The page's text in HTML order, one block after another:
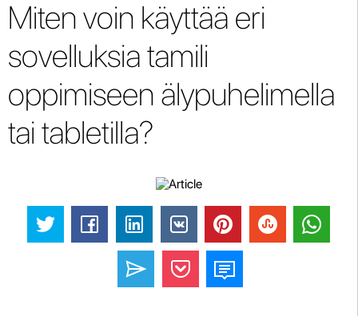
Miten voin käyttää eri
sovelluksia tamili
oppimiseen älypuhelimella
tai tabletilla?